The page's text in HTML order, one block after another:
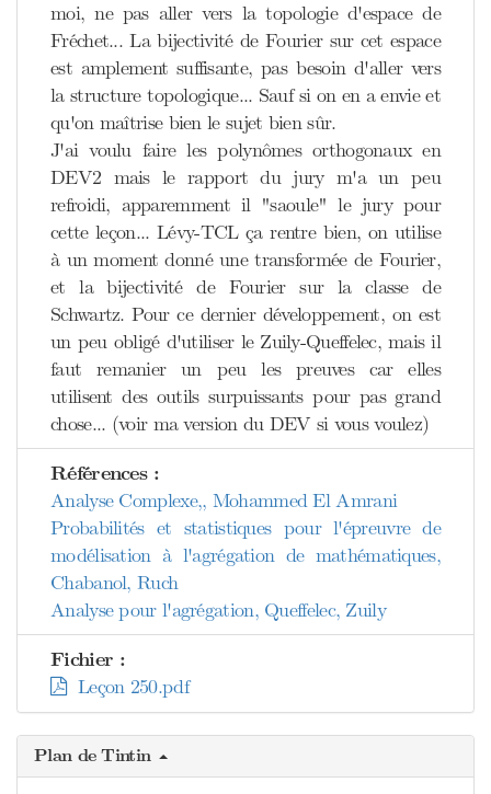
moi, ne pas aller vers la topologie d'espace de
Fréchet... La bijectivité de Fourier sur cet espace
est amplement suffisante, pas besoin d'aller vers
la structure topologique... Sauf si on en a envie et
qu'on maîtrise bien le sujet bien sûr.
J'ai voulu faire les polynômes orthogonaux en
DEV2 mais le rapport du jury m'a un peu
refroidi, apparemment il "saoule" le jury pour
cette leçon... Lévy-TCL ça rentre bien, on utilise
à un moment donné une transformée de Fourier,
et la bijectivité de Fourier sur la classe de
Schwartz. Pour ce dernier développement, on est
un peu obligé d'utiliser le Zuily-Queffelec, mais il
faut remanier un peu les preuves car elles
utilisent des outils surpuissants pour pas grand
chose... (voir ma version du DEV si vous voulez)
Références :
Analyse Complexe,, Mohammed El Amrani
Probabilités et statistiques pour l'épreuvre de
modélisation à l'agrégation de mathématiques,
Chabanol, Ruch
Analyse pour l'agrégation, Queffelec, Zuily
Fichier :
Leçon 250.pdf
Plan de Tintin